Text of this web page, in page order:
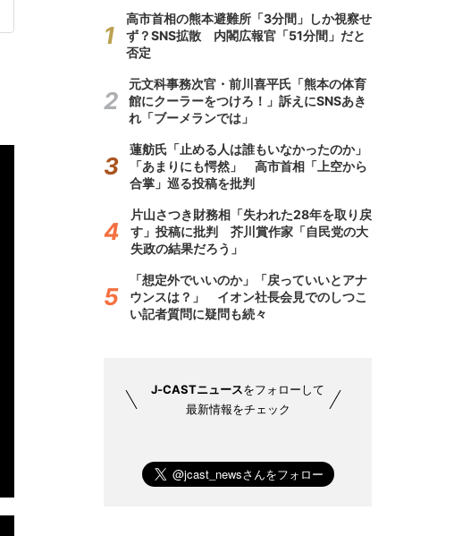
高市首相の熊本避難所「3分間」しか視察せ
ず？SNS拡散 内閣広報官「51分間」だと
否定
元文科事務次官・前川喜平氏「熊本の体育
館にクーラーをつけろ！」訴えにSNSあき
れ「ブーメランでは」
蓮舫氏「止める人は誰もいなかったのか」
「あまりにも愕然」 高市首相「上空から
合掌」巡る投稿を批判
片山さつき財務相「失われた28年を取り戻
す」投稿に批判 芥川賞作家「自民党の大
失政の結果だろう」
「想定外でいいのか」「戻っていいとアナ
ウンスは？」 イオン社長会見でのしつこ
い記者質問に疑問も続々
J-CASTニュースをフォローして
最新情報をチェック